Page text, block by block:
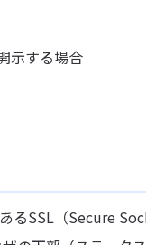
示する場合
るSSL（Secure